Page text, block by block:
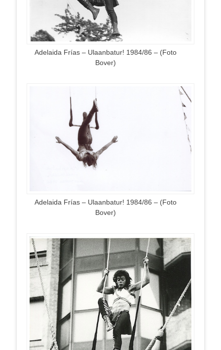
Adelaida Frías – Ulaanbatur! 1984/86 – (Foto
Bover)
Adelaida Frías – Ulaanbatur! 1984/86 – (Foto
Bover)